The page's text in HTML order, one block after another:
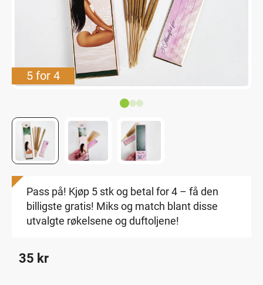
5 for 4
Pass på! Kjøp 5 stk og betal for 4 – få den
billigste gratis! Miks og match blant disse
utvalgte røkelsene og duftoljene!
35 kr